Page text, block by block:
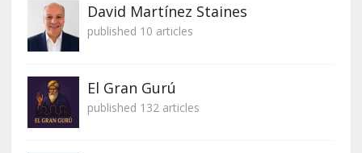
David Martínez Staines
published 10 articles
El Gran Gurú
published 132 articles